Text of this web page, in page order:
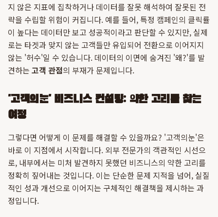
지 않은 지표에 집착하거나 데이터를 잘못 해석하여 잘못된 전
략을 수립할 위험이 커집니다. 예를 들어, 특정 캠페인의 클릭률
이 높다는 데이터만 보고 성공적이라고 판단할 수 있지만, 실제
로는 타겟과 맞지 않는 고객들만 유입되어 전환으로 이어지지
않는 '허수'일 수 있습니다. 데이터의 이면에 숨겨진 '왜?'를 발
견하는 고객 관점의 부재가 문제입니다.
'고객의눈' 비즈니스 컨설팅: 약한 고리를 찾는
여정
그렇다면 어떻게 이 문제를 해결할 수 있을까요? '고객의눈'은
바로 이 지점에서 시작합니다. 외부 전문가의 객관적인 시선으
로, 내부에서는 미처 발견하지 못했던 비즈니스의 약한 고리를
정확히 짚어내는 것입니다. 이는 단순한 문제 지적을 넘어, 실질
적인 성과 개선으로 이어지는 구체적인 해결책을 제시하는 과
정입니다.